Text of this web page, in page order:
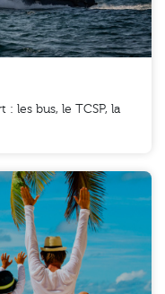
les bus, le TCSP, la